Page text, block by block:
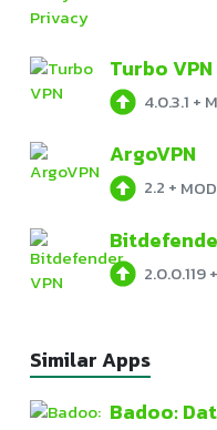
Turbo VPN
4.0.3.1 +
ArgoVPN
2.2 +
2.0.0.119+
Similar Apps
Badoo: